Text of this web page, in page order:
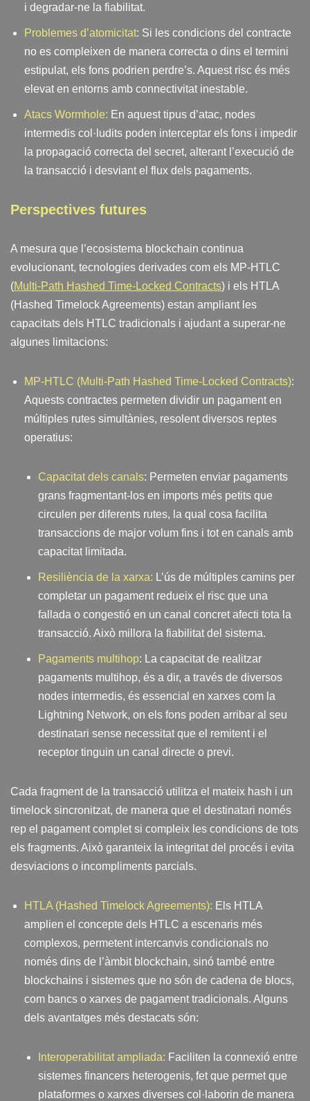
i degradar-ne la fiabilitat.
Problemes d’atomicitat: Si les condicions del contracte
no es compleixen de manera correcta o dins el termini
estipulat, els fons podrien perdre’s. Aquest risc és més
elevat en entorns amb connectivitat inestable.
Atacs Wormhole: En aquest tipus d’atac, nodes
intermedis col·ludits poden interceptar els fons i impedir
la propagació correcta del secret, alterant l’execució de
la transacció i desviant el flux dels pagaments.
Perspectives futures
A mesura que l’ecosistema blockchain continua
evolucionant, tecnologies derivades com els MP-HTLC
(Multi-Path Hashed Time-Locked Contracts) i els HTLA
(Hashed Timelock Agreements) estan ampliant les
capacitats dels HTLC tradicionals i ajudant a superar-ne
algunes limitacions:
MP-HTLC (Multi-Path Hashed Time-Locked Contracts):
Aquests contractes permeten dividir un pagament en
múltiples rutes simultànies, resolent diversos reptes
operatius:
Capacitat dels canals: Permeten enviar pagaments
grans fragmentant-los en imports més petits que
circulen per diferents rutes, la qual cosa facilita
transaccions de major volum fins i tot en canals amb
capacitat limitada.
Resiliència de la xarxa: L’ús de múltiples camins per
completar un pagament redueix el risc que una
fallada o congestió en un canal concret afecti tota la
transacció. Això millora la fiabilitat del sistema.
Pagaments multihop: La capacitat de realitzar
pagaments multihop, és a dir, a través de diversos
nodes intermedis, és essencial en xarxes com la
Lightning Network, on els fons poden arribar al seu
destinatari sense necessitat que el remitent i el
receptor tinguin un canal directe o previ.
Cada fragment de la transacció utilitza el mateix hash i un
timelock sincronitzat, de manera que el destinatari només
rep el pagament complet si compleix les condicions de tots
els fragments. Això garanteix la integritat del procés i evita
desviacions o incompliments parcials.
HTLA (Hashed Timelock Agreements): Els HTLA
amplien el concepte dels HTLC a escenaris més
complexos, permetent intercanvis condicionals no
només dins de l’àmbit blockchain, sinó també entre
blockchains i sistemes que no són de cadena de blocs,
com bancs o xarxes de pagament tradicionals. Alguns
dels avantatges més destacats són:
Interoperabilitat ampliada: Faciliten la connexió entre
sistemes financers heterogenis, fet que permet que
plataformes o xarxes diverses col·laborin de manera